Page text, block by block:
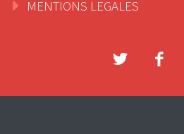
MENTIONS LEGALES